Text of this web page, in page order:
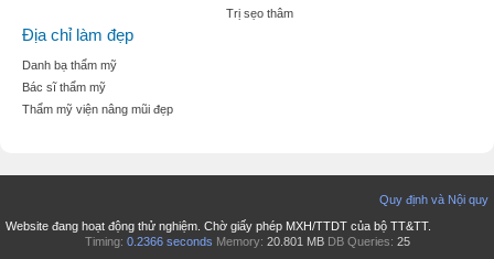
Trị sẹo thâm
Địa chỉ làm đẹp
Danh bạ thẩm mỹ
Bác sĩ thẩm mỹ
Thẩm mỹ viện nâng mũi đẹp
Quy định và Nội quy
Website đang hoạt động thử nghiệm. Chờ giấy phép MXH/TTDT của bộ TT&TT.
Timing: 0.2366 seconds Memory: 20.801 MB DB Queries: 25